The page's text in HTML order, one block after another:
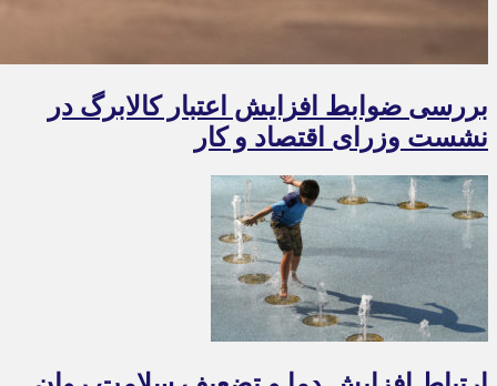
بررسی ضوابط افزایش اعتبار کالابرگ در
نشست وزرای اقتصاد و کار